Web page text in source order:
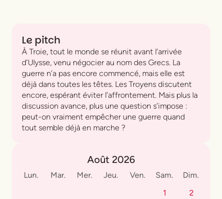
Le pitch
À Troie, tout le monde se réunit avant l’arrivée
d’Ulysse, venu négocier au nom des Grecs. La
guerre n’a pas encore commencé, mais elle est
déjà dans toutes les têtes. Les Troyens discutent
encore, espérant éviter l’affrontement. Mais plus la
discussion avance, plus une question s’impose :
peut-on vraiment empêcher une guerre quand
tout semble déjà en marche ?
Août 2026
Lun. Mar. Mer. Jeu. Ven. Sam.
Dim.
1
2